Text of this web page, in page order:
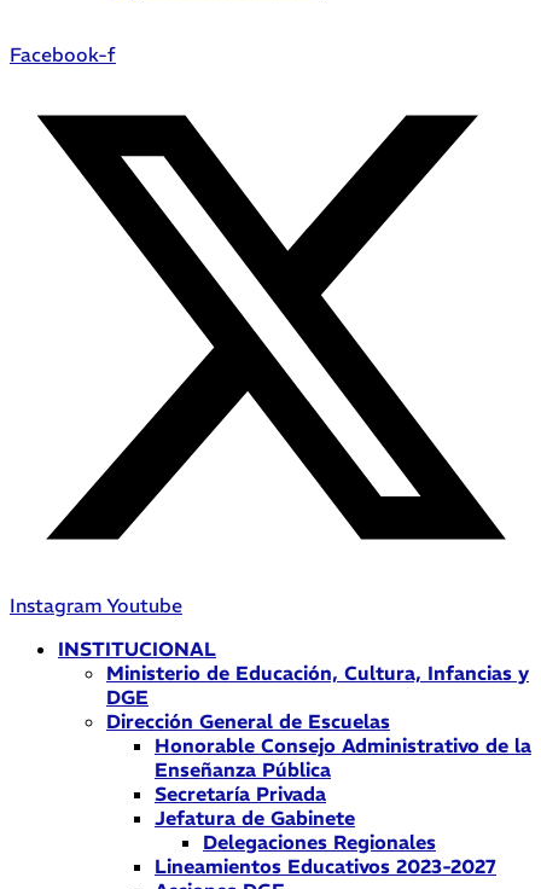
Facebook-f
Instagram Youtube
INSTITUCIONAL
Ministerio de Educación, Cultura, Infancias y
DGE
Dirección General de Escuelas
Honorable Consejo Administrativo de la
Enseñanza Pública
Secretaría Privada
Jefatura de Gabinete
Delegaciones Regionales
Lineamientos Educativos 2023-2027